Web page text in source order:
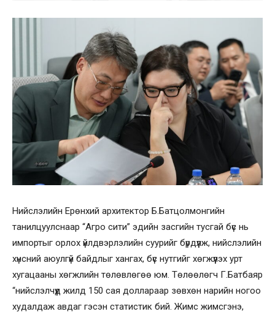
Нийслэлийн Ерөнхий архитектор Б.Батцолмонгийн
танилцуулснаар “Агро сити” эдийн засгийн тусгай бүс нь
импортыг орлох үйлдвэрлэлийн суурийг бүрдүүлж, нийслэлийн
хүнсний аюулгүй байдлыг хангах, бүс нутгийг хөгжүүлэх урт
хугацааны хөгжлийн төлөвлөгөө юм. Төлөөлөгч Г.Батбаяр
“нийслэлчүүд жилд 150 сая доллараар зөвхөн нарийн ногоо
худалдаж авдаг гэсэн статистик бий. Жимс жимсгэнэ,